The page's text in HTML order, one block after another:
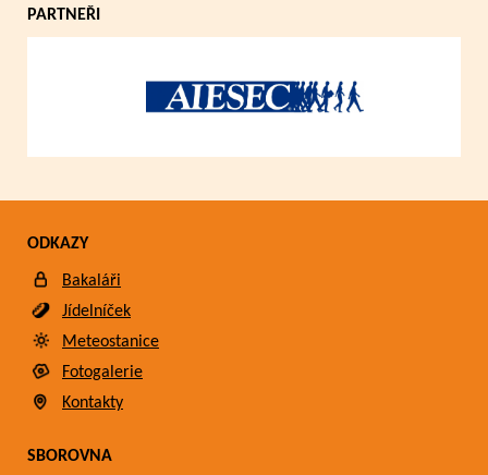
PARTNEŘI
ODKAZY
Bakaláři
Jídelníček
Meteostanice
Fotogalerie
Kontakty
SBOROVNA